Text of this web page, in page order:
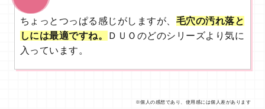
ちょっとつっぱる感じがしますが、 毛穴の汚れ落と
しには最適ですね。
ＤＵＯのどのシリーズより気に
入っています。
※個人の感想であり、使用感には個人差があります